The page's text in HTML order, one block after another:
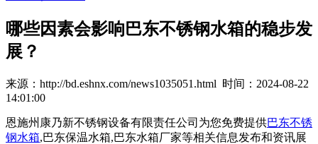
哪些因素会影响巴东不锈钢水箱的稳步发
展？
来源：http://bd.eshnx.com/news1035051.html 时间：2024-08-22
14:01:00
恩施州康乃新不锈钢设备有限责任公司为您免费提供巴东不锈
钢水箱,巴东保温水箱,巴东水箱厂家等相关信息发布和资讯展